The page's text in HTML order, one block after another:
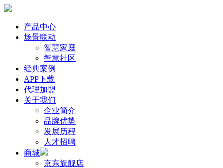
产品中心
场景联动
智慧家庭
智慧社区
经典案例
APP下载
代理加盟
关于我们
企业简介
品牌优势
发展历程
人才招聘
商城
京东旗舰店